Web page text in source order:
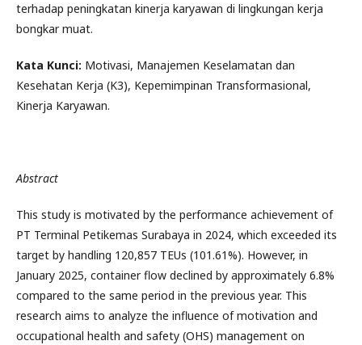
terhadap peningkatan kinerja karyawan di lingkungan kerja
bongkar muat.
Kata Kunci: Motivasi, Manajemen Keselamatan dan
Kesehatan Kerja (K3), Kepemimpinan Transformasional,
Kinerja Karyawan.
Abstract
This study is motivated by the performance achievement of
PT Terminal Petikemas Surabaya in 2024, which exceeded its
target by handling 120,857 TEUs (101.61%). However, in
January 2025, container flow declined by approximately 6.8%
compared to the same period in the previous year. This
research aims to analyze the influence of motivation and
occupational health and safety (OHS) management on